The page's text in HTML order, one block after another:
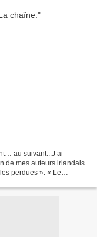
au suivant...J’ai
de mes auteurs irlandais
perdues ». « Le